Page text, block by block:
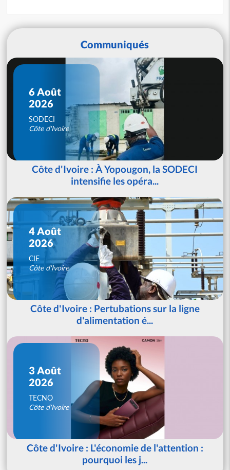
Communiqués
6 Août
2026
SODECI
Côte d'Ivoire
Côte d'Ivoire : À Yopougon, la SODECI
intensifie les opéra...
4 Août
2026
CIE
Côte d'Ivoire
Côte d'Ivoire : Pertubations sur la ligne
d'alimentation é...
3 Août
2026
TECNO
Côte d'Ivoire
Côte d'Ivoire : L'économie de l'attention :
pourquoi les j...